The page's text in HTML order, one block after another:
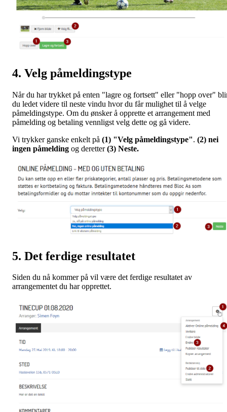
4. Velg påmeldingstype
Når du har trykket på enten "lagre og fortsett" eller "hopp over"
du ledet videre til neste vindu hvor du får mulighet til å velge
påmeldingstype. Om du ønsker å opprette et arrangement med
påmelding og betaling vennligst velg dette og gå videre.
Vi trykker ganske enkelt på (1) "Velg påmeldingstype". (2) nei
ingen påmelding og deretter(3) Neste.
5. Det ferdige resultatet
Siden du nå kommer på vil være det ferdige resultatet av
arrangementet du har opprettet.